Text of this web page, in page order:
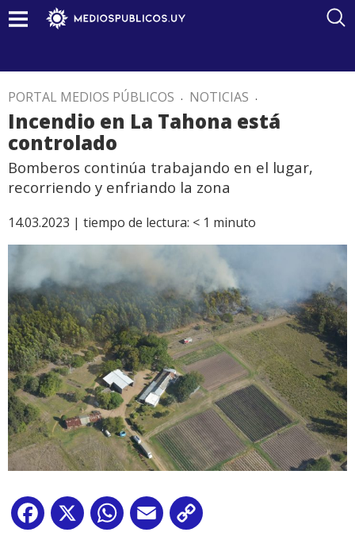
PORTAL MEDIOS PÚBLICOS . NOTICIAS .
Incendio en La Tahona está
controlado
Bomberos continúa trabajando en el lugar,
recorriendo y enfriando la zona
14.03.2023 | tiempo de lectura: < 1 minuto
Facebook
X WhatsApp
Email